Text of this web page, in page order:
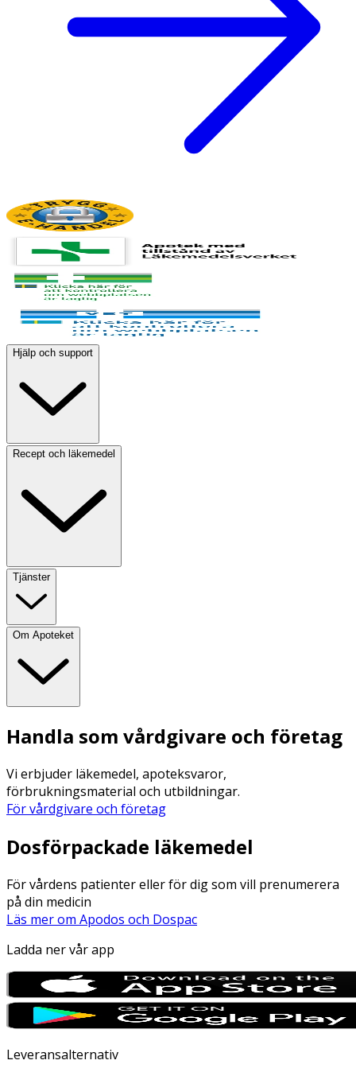
Hjälp och support
Recept och läkemedel
Tjänster
Om Apoteket
Handla som vårdgivare och företag
Vi erbjuder läkemedel, apoteksvaror,
förbrukningsmaterial och utbildningar.
För vårdgivare och företag
Dosförpackade läkemedel
För vårdens patienter eller för dig som vill prenumerera
på din medicin
Läs mer om Apodos och Dospac
Ladda ner vår app
Leveransalternativ